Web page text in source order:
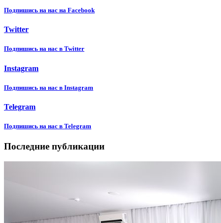
Подпишиcь на нас на Facebook
Twitter
Подпишиcь на нас в Twitter
Instagram
Подпишиcь на нас в Instagram
Telegram
Подпишиcь на нас в Telegram
Последние публикации